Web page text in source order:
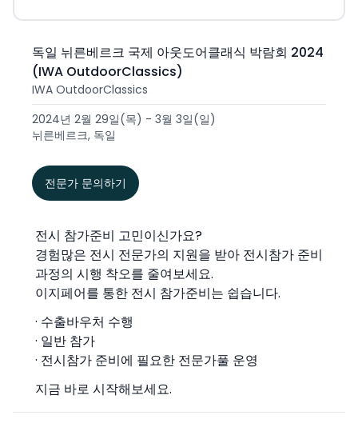
독일 뉘른베르크 국제 아웃도어클래식 박람회 2024
(IWA OutdoorClassics)
IWA OutdoorClassics
2024년 2월 29일(목) - 3월 3일(일)
뉘른베르크, 독일
전문가 문의하기
전시 참가준비 고민이신가요?
경험많은 전시 전문가의 지원을 받아 전시참가 준비
과정의 시행 착오를 줄여보세요.
이지페어를 통한 전시 참가준비는 쉽습니다.
· 수출바우처 수행
· 일반 참가
· 전시참가 준비에 필요한 전문가풀 운영
지금 바로 시작해보세요.